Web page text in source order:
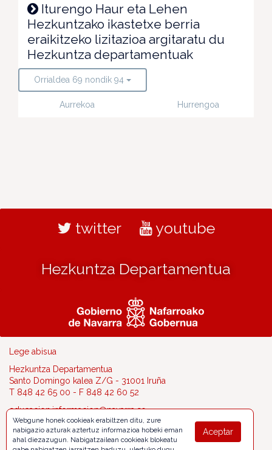
Iturengo Haur eta Lehen
Hezkuntzako ikastetxe berria
eraikitzeko lizitazioa argitaratu du
Hezkuntza departamentuak
Orrialdea 69 nondik 94
Aurrekoa Hurrengoa
twitter youtube
Hezkuntza Departamentua
Lege abisua
Hezkuntza Departamentua
Santo Domingo kalea Z/G - 31001 Iruña
T 848 42 65 00 - F 848 42 60 52
educacion.informacion@navarra.es
Aceptar
Webgune honek cookieak erabiltzen ditu, zure
nabigazio azturak aztertuz informazioa hobeki eman
ahal diezazugun. Nabigatzailean cookieak blokeatu